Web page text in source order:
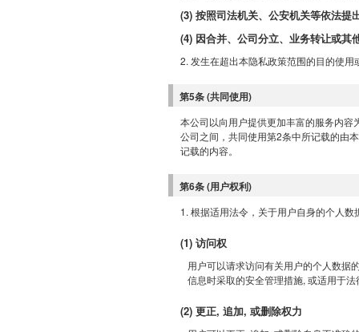
(3) 按照司法机关、公安机关等依法提
(4) 因合并、公司分立、业务转让或其
2. 发生在超出本隐私政策范围的目的使
第5条 (共同使用)
本公司以向用户提供更加丰富的服务内
公司之间，共同使用第2条中所记载的由
记载的内容。
第6条 (用户权利)
1. 根据适用法令，关于用户自身的个人
(1) 访问权
用户可以请求访问有关用户的个人数据
信息时采取的安全管理措施, 或适用于
(2) 更正, 追加, 或删除权力